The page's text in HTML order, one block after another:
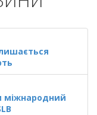
міжнародний